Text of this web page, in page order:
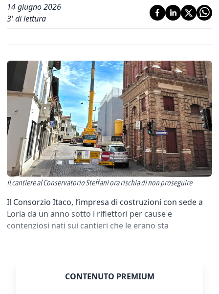
14 giugno 2026
3' di lettura
Il cantiere al Conservatorio Steffani ora rischia di non proseguire
Il Consorzio Itaco, l’impresa di costruzioni con sede a
Loria da un anno sotto i riflettori per cause e
contenziosi nati sui cantieri che le erano sta
CONTENUTO PREMIUM